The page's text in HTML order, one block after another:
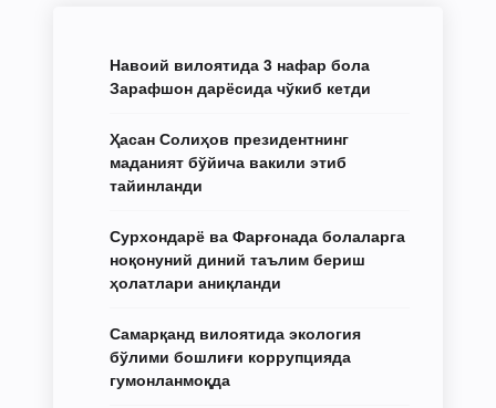
Навоий вилоятида 3 нафар бола
Зарафшон дарёсида чўкиб кетди
Ҳасан Солиҳов президентнинг
маданият бўйича вакили этиб
тайинланди
Сурхондарё ва Фарғонада болаларга
ноқонуний диний таълим бериш
ҳолатлари аниқланди
Самарқанд вилоятида экология
бўлими бошлиғи коррупцияда
гумонланмоқда